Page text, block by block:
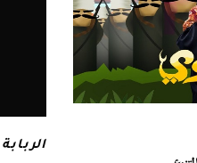
الربابة